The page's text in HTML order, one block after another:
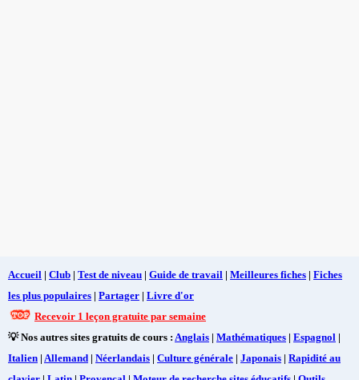
Accueil | Club | Test de niveau | Guide de travail | Meilleures fiches | Fiches
les plus populaires | Partager | Livre d'or
Recevoir 1 leçon gratuite par semaine
💡 Nos autres sites gratuits de cours : Anglais | Mathématiques | Espagnol |
Italien | Allemand | Néerlandais | Culture générale | Japonais | Rapidité au